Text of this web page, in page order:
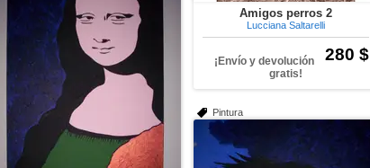
Amigos perros 2
Lucciana Saltarelli
280 $
¡Envío y devolución
gratis!
Pintura